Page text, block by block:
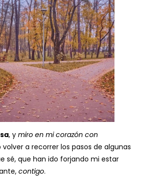
, y miro en mi corazón con
volver a recorrer los pasos de algunas
sé, que han ido forjando mi estar
contigo.